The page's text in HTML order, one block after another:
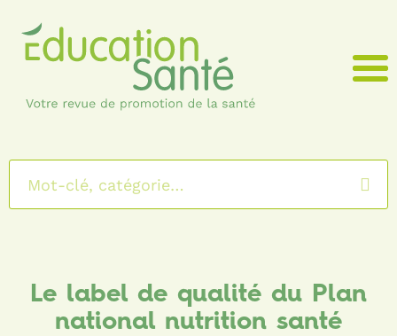
Menu
Le label de qualité du Plan
national nutrition santé